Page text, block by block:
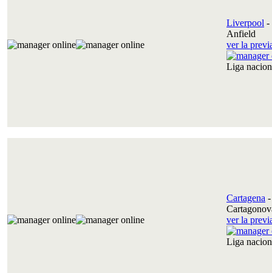
Liverpool -
Anfield
ver la
Liga
Cartagena
ver la
Liga